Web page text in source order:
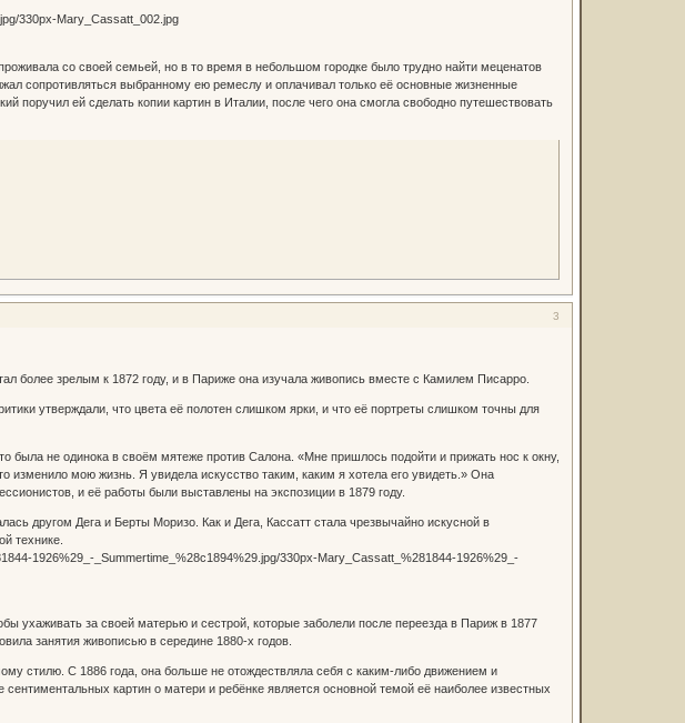
со своей семьей, но в то время в небольшом городке было трудно найти меценатов
сопротивляться выбранному ею ремеслу и оплачивал только её основные жизненные
поручил ей сделать копии картин в Италии, после чего она смогла свободно путешествовать
3
более зрелым к 1872 году, и в Париже она изучала живопись вместе с Камилем Писарро.
утверждали, что цвета её полотен слишком ярки, и что её портреты слишком точны для
была не одинока в своём мятеже против Салона. «Мне пришлось подойти и прижать нос к окну,
изменило мою жизнь. Я увидела искусство таким, каким я хотела его увидеть.» Она
и её работы были выставлены на экспозиции в 1879 году.
другом Дега и Берты Моризо. Как и Дега, Кассатт стала чрезвычайно искусной в
технике.
ухаживать за своей матерью и сестрой, которые заболели после переезда в Париж в 1877
занятия живописью в середине 1880-х годов.
стилю. С 1886 года, она больше не отождествляла себя с каким-либо движением и
картин о матери и ребёнке является основной темой её наиболее известных